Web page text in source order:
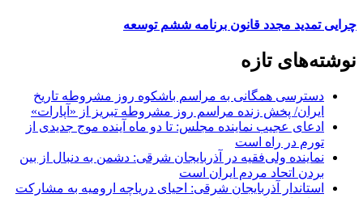
چرایی تمدید مجدد قانون برنامه ششم توسعه
نوشته‌های تازه
دسترسی همگانی به مراسم باشکوه روز مشروطه تاریخ
ایران/ پخش زنده مراسم روز مشروطه تبریز از «آپارات»
ادعای عجیب نماینده مجلس: تا دو ماه آینده موج جدیدی از
تورم در راه است
نماینده ولی‌فقیه در آذربایجان شرقی: دشمن به دنبال از بین
بردن اتحاد مردم ایران است
استاندار آذربایجان شرقی: احیای دریاچه ارومیه به مشارکت